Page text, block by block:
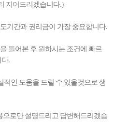
지어드리겠습니다.}
리금이 가장 중요합니다.
어본 후 원하시는 조건에 빠르
.
드릴 수 있을것으로 생
드리고 답변해드리겠습